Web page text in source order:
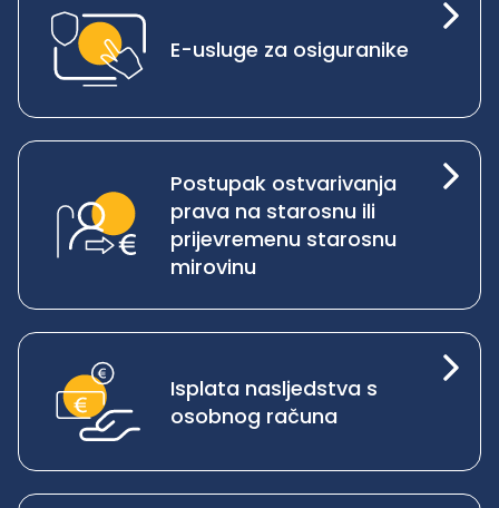
E-usluge za osiguranike
Postupak ostvarivanja
prava na starosnu ili
prijevremenu starosnu
mirovinu
Isplata nasljedstva s
osobnog računa